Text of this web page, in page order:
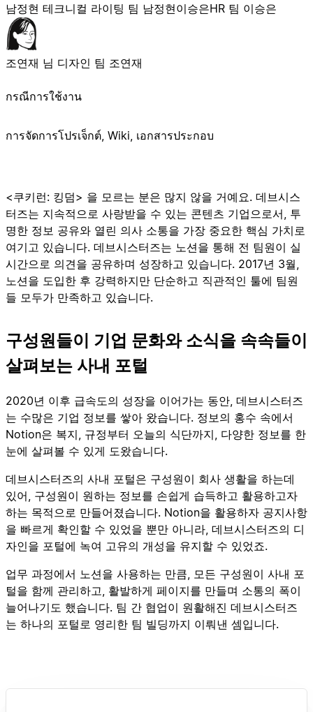
<쿠키런: 킹덤> 을 모르는 분은 많지 않을 거예요. 데브시스
터즈는 지속적으로 사랑받을 수 있는 콘텐츠 기업으로서, 투
명한 정보 공유와 열린 의사 소통을 가장 중요한 핵심 가치로
여기고 있습니다. 데브시스터즈는 노션을 통해 전 팀원이 실
시간으로 의견을 공유하며 성장하고 있습니다. 2017년 3월,
노션을 도입한 후 강력하지만 단순하고 직관적인 툴에 팀원
들 모두가 만족하고 있습니다.
구성원들이 기업 문화와 소식을 속속들이
살펴보는 사내 포털
2020년 이후 급속도의 성장을 이어가는 동안, 데브시스터즈
는 수많은 기업 정보를 쌓아 왔습니다. 정보의 홍수 속에서
Notion은 복지, 규정부터 오늘의 식단까지, 다양한 정보를 한
눈에 살펴볼 수 있게 도왔습니다.
데브시스터즈의 사내 포털은 구성원이 회사 생활을 하는데
있어, 구성원이 원하는 정보를 손쉽게 습득하고 활용하고자
하는 목적으로 만들어졌습니다. Notion을 활용하자 공지사항
을 빠르게 확인할 수 있었을 뿐만 아니라, 데브시스터즈의 디
자인을 포털에 녹여 고유의 개성을 유지할 수 있었죠.
업무 과정에서 노션을 사용하는 만큼, 모든 구성원이 사내 포
털을 함께 관리하고, 활발하게 페이지를 만들며 소통의 폭이
늘어나기도 했습니다. 팀 간 협업이 원활해진 데브시스터즈
는 하나의 포털로 영리한 팀 빌딩까지 이뤄낸 셈입니다.
남정현 테크니컬 라이팅 팀 남정현이승은HR 팀 이승은
조연재 님 디자인 팀 조연재
กรณีการใช้งาน
การจัดการโปรเจ็กต์, Wiki, เอกสารประกอบ